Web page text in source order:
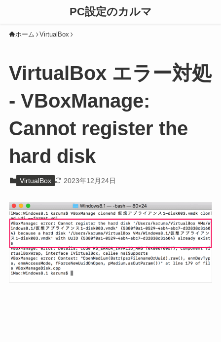
PC設定のカルマ
ホーム VirtualBox
VirtualBox エラー対処
- VBoxManage:
Cannot register the
hard disk
VirtualBox 2023年12月24日